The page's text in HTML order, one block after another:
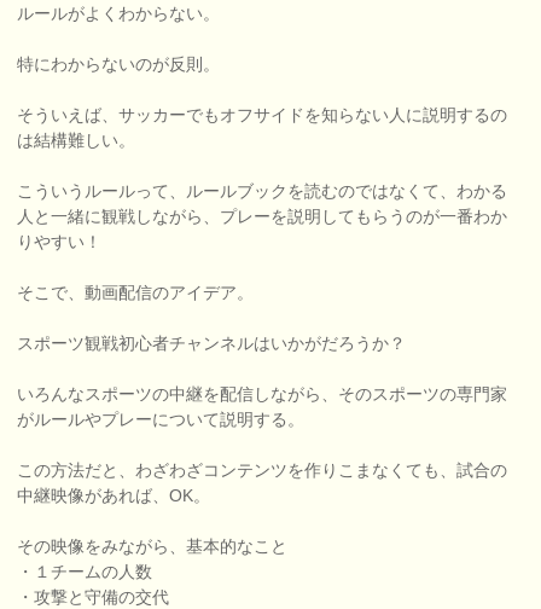
ルールがよくわからない。
特にわからないのが反則。
そういえば、サッカーでもオフサイドを知らない人に説明するの
は結構難しい。
こういうルールって、ルールブックを読むのではなくて、わかる
人と一緒に観戦しながら、プレーを説明してもらうのが一番わか
りやすい！
そこで、動画配信のアイデア。
スポーツ観戦初心者チャンネルはいかがだろうか？
いろんなスポーツの中継を配信しながら、そのスポーツの専門家
がルールやプレーについて説明する。
この方法だと、わざわざコンテンツを作りこまなくても、試合の
中継映像があれば、OK。
その映像をみながら、基本的なこと
・１チームの人数
・攻撃と守備の交代